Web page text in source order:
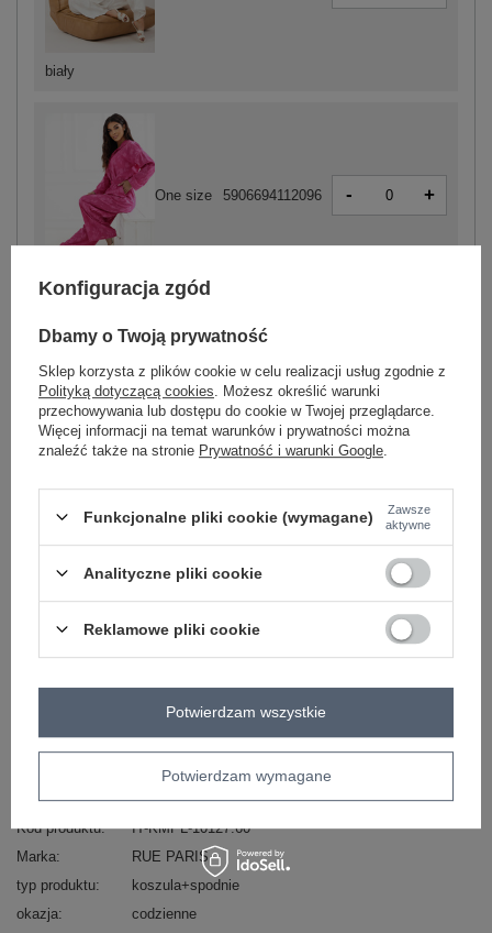
biały
fuksjowy
One size 5906694112096 - +
niebieski
One size 5906694112072 -
Zobacz wszystkie kolory (+4)
ZALOGUJ SIĘ I ZOBACZ CENĘ
+48 601 547 740 Zadaj pytanie
sposób prania : pranie w pralce w 30°C
Kod produktu
IT-KMPL-10127.60
Marka
RUE PARIS
typ produktu
koszula+spodnie
okazja
codzienne
Konfiguracja zgód
Dbamy o Twoją prywatność
Sklep korzysta z plików cookie w celu realizacji usług zgodnie z
Polityką dotyczącą cookies . Możesz określić warunki
przechowywania lub dostępu do cookie w Twojej przeglądarce.
Więcej informacji na temat warunków i prywatności można
znaleźć także na stronie Prywatność i warunki Google
Funkcjonalne pliki cookie (wymagane)
Zawsze
aktywne
Analityczne pliki cookie
Reklamowe pliki cookie
Potwierdzam wymagane
Potwierdzam wszystkie